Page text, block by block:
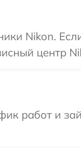
Nikon.
центр
работ и